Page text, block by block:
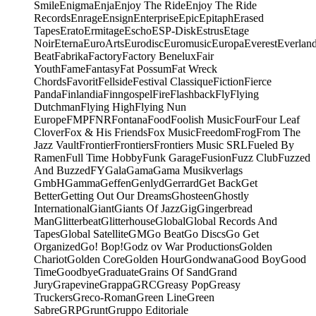
SmileEnigmaEnjaEnjoy The RideEnjoy The Ride
RecordsEnrageEnsignEnterpriseEpicEpitaphErased
TapesEratoErmitageEschoESP-DiskEstrusEtage
NoirEternaEuroArtsEurodiscEuromusicEuropaEverest
BeatFabrikaFactoryFactory BeneluxFair
YouthFameFantasyFat PossumFat Wreck
ChordsFavoritFellsideFestival ClassiqueFictionFierce
PandaFinlandiaFinngospelFireFlashbackFlyFlying
DutchmanFlying HighFlying Nun
EuropeFMPFNRFontanaFoodFoolish MusicFourFour Leaf
CloverFox & His FriendsFox MusicFreedomFrogFrom The
Jazz VaultFrontierFrontiersFrontiers Music SRLFueled By
RamenFull Time HobbyFunk GarageFusionFuzz ClubFuzzed
And BuzzedFYGalaGamaGama Musikverlags
GmbHGammaGeffenGenlydGerrardGet BackGet
BetterGetting Out Our DreamsGhosteenGhostly
InternationalGiantGiants Of JazzGigGingerbread
ManGlitterbeatGlitterhouseGlobalGlobal Records And
TapesGlobal SatelliteGMGo BeatGo DiscsGo Get
OrganizedGo! Bop!Godz ov War ProductionsGolden
ChariotGolden CoreGolden HourGondwanaGood BoyGood
TimeGoodbyeGraduateGrains Of SandGrand
JuryGrapevineGrappaGRCGreasy PopGreasy
TruckersGreco-RomanGreen LineGreen
SabreGRPGruntGruppo Editoriale